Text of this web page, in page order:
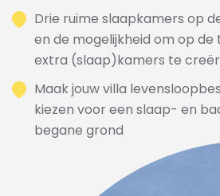
Drie ruime slaapkamers op
en de mogelijkheid om op
extra (slaap)kamers te
Maak jouw villa
kiezen voor een slaap- en
begane grond